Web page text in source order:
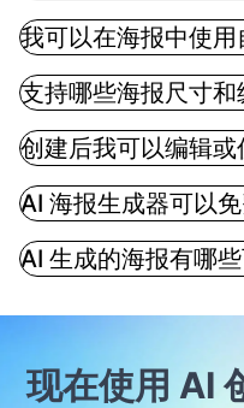
选择海报类型和视觉风
局、字体、颜色和图
完成。
我可以在海报中使用
支持哪些海报尺寸和
创建后我可以编辑或
AI 海报生成器可以
AI 生成的海报有哪
现在使用 AI